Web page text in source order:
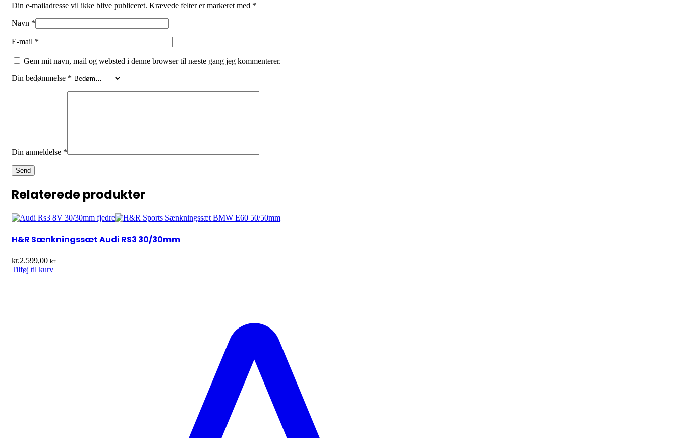
Din e-mailadresse vil ikke blive publiceret. Krævede felter er markeret med *
Navn *
E-mail *
Gem mit navn, mail og websted i denne browser til næste gang jeg kommenterer.
Din bedømmelse *
Din anmeldelse *
Relaterede produkter
H&R Sænkningssæt Audi RS3 30/30mm
kr.2.599,00 kr.
Tilføj til kurv